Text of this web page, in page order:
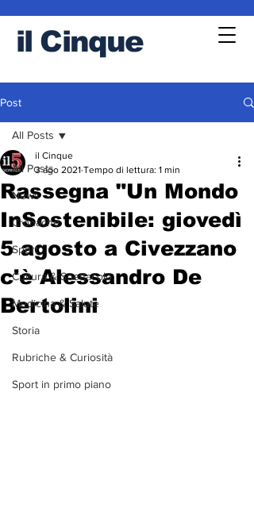
il Cinque
Post
All Posts
News
Cronache
Sport
Cultura & Spettacolo
Medicina & Salute
Storia
Rubriche & Curiosità
Sport in primo piano
All Posts
Rassegna "Un Mondo
InSostenibile: giovedì
5 agosto a Civezzano
c'è Alessandro De
Bertolini
il Cinque
3 ago 2021 Tempo di lettura: 1 min